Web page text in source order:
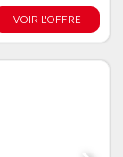
VOIR L'OFFRE